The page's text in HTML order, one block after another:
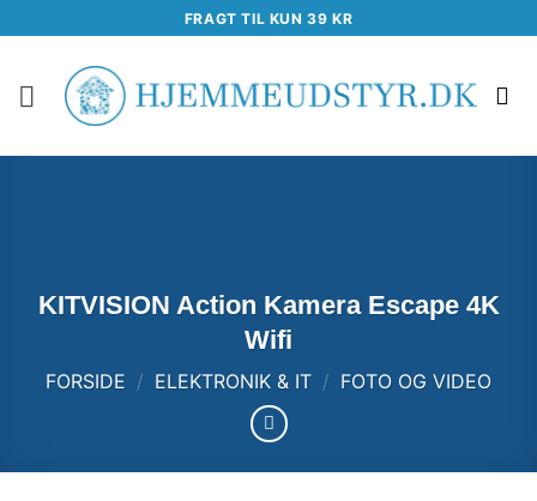
til
FRAGT TIL KUN 39 KR
KITVISION Action Kamera Escape 4K
Wifi
FORSIDE / ELEKTRONIK & IT / FOTO OG VIDEO